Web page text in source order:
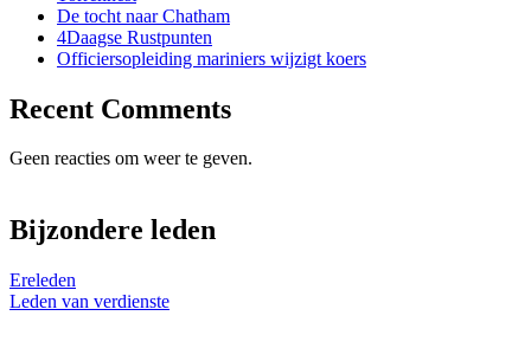
De tocht naar Chatham
4Daagse Rustpunten
Officiersopleiding mariniers wijzigt koers
Recent Comments
Geen reacties om weer te geven.
Bijzondere leden
Ereleden
Leden van verdienste